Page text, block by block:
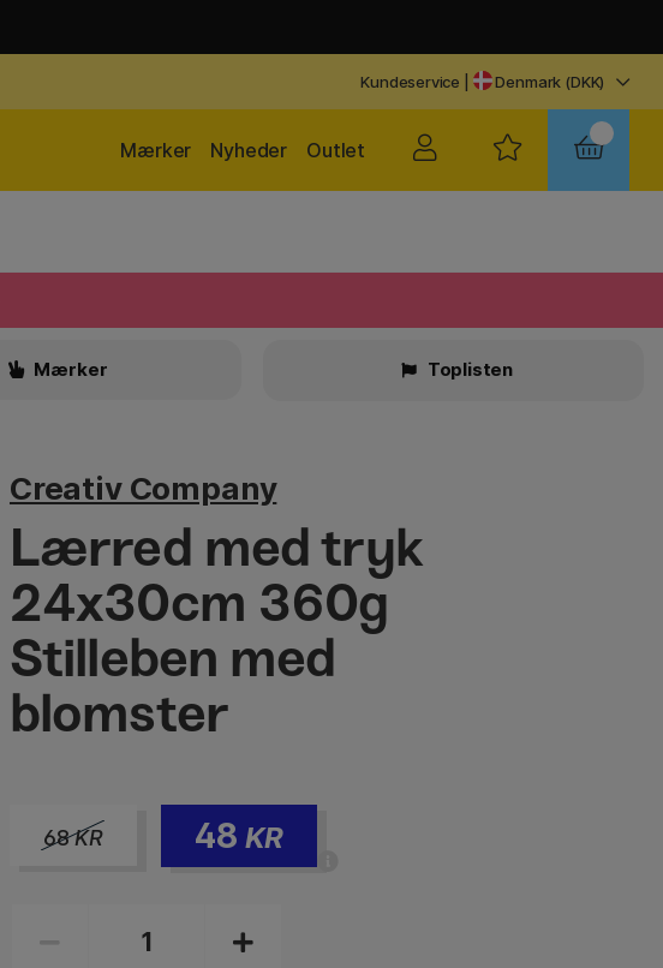
Kundeservice Denmark (DKK)
Outlet
Nyheder
Mærker
Mærker Toplisten
Creativ Company
Lærred med tryk
24x30cm 360g
Stilleben med
blomster
68KR 48 KR